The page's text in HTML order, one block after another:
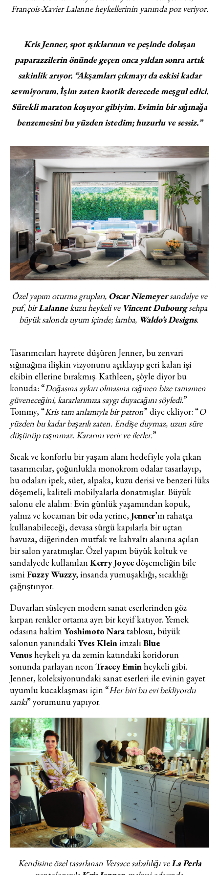
François-Xavier Lalanne heykellerinin yanında poz veriyor.
Kris Jenner, spot ışıklarının ve peşinde dolaşan
paparazzilerin önünde geçen onca yıldan sonra artık
sakinlik arıyor. “Akşamları çıkmayı da eskisi kadar
sevmiyorum. İşim zaten kaotik derecede meşgul edici.
Sürekli maraton koşuyor gibiyim. Evimin bir sığınağa
benzemesini bu yüzden istedim; huzurlu ve sessiz.”
Özel yapım oturma grupları, Oscar Niemeyersandalye ve
puf, birLalannekuzu heykeli ve Vincent Dubourgsehpa
büyük salonda uyum içinde; lamba, Waldo’s Designs.
Tasarımcıları hayrete düşüren Jenner, bu zenvari
sığınağına ilişkin vizyonunu açıklayıp geri kalan işi
ekibin ellerine bırakmış. Kathleen, şöyle diyor bu
konuda: “Doğasına aykırı olmasına rağmen bize tamamen
güveneceğini, kararlarımıza saygı duyacağını söyledi.”
Tommy, “Kris tam anlamıyla bir patron” diye ekliyor: “O
yüzden bu kadar başarılı zaten. Endişe duymaz, uzun süre
düşünüp taşınmaz. Kararını verir ve ilerler.”
Sıcak ve konforlu bir yaşam alanı hedefiyle yola çıkan
tasarımcılar, çoğunlukla monokrom odalar tasarlayıp,
bu odaları ipek, süet, alpaka, kuzu derisi ve benzeri lüks
döşemeli, kaliteli mobilyalarla donatmışlar. Büyük
salonu ele alalım: Evin günlük yaşamından kopuk,
yalnız ve kocaman bir oda yerine, Jenner’ın rahatça
kullanabileceği, devasa sürgü kapılarla bir uçtan
havuza, diğerinden mutfak ve kahvaltı alanına açılan
bir salon yaratmışlar. Özel yapım büyük koltuk ve
sandalyede kullanılan Kerry Joycedöşemeliğin bile
ismi Fuzzy Wuzzy; insanda yumuşaklığı, sıcaklığı
çağrıştırıyor.
Duvarları süsleyen modern sanat eserlerinden göz
kırpan renkler ortama ayrı bir keyif katıyor. Yemek
odasına hakim Yoshimoto Naratablosu, büyük
salonun yanındaki Yves Klein imzalı Blue
Venus heykeli ya da zemin katındaki koridorun
sonunda parlayan neon Tracey Emin heykeli gibi.
Jenner, koleksiyonundaki sanat eserleri ile evinin gayet
uyumlu kucaklaşması için “Her biri bu evi bekliyordu
sanki” yorumunu yapıyor.
Kendisine özel tasarlanan Versace sabahlığı veLa Perla